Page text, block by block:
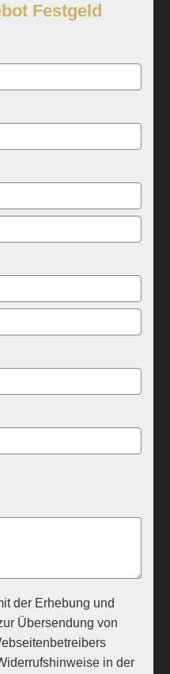
Festgeld
der Erhebung und
Übersendung von
in der